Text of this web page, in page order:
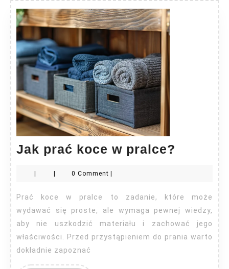
Jak prać koce w pralce?
w
pralce?
0 Comment
Prać koce w pralce to zadanie, które może
wydawać się proste, ale wymaga pewnej wiedzy,
aby nie uszkodzić materiału i zachować jego
właściwości. Przed przystąpieniem do prania warto
dokładnie zapoznać